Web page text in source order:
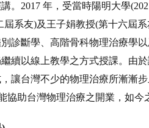
。2017 年，受當時陽明大學
系友)及王子娟教授(第十六屆
診斷學、高階骨科物理治療學
續以線上教學之方式授課。由
讓台灣不少的物理治療所漸漸
協助台灣物理治療之開業，如今